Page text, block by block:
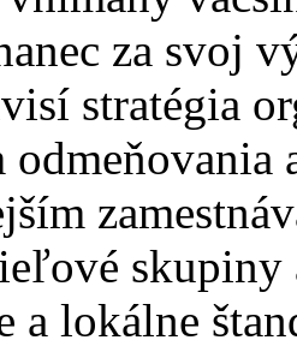
za svoj
stratégia
odmeňovania
a lokálne